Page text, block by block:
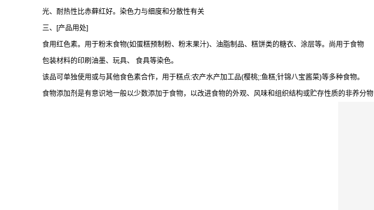
光、耐热性比赤藓红好。染色力与细度和分散性有关
三、[产品用处]
食用红色素。用于粉末食物(如蛋糕预制粉、粉末果汁)、油脂制品、糕饼类的糖衣、涂层等。尚用于食物
包装材料的印刷油墨、玩具、 食具等染色。
该品可单独使用或与其他食色素合作，用于糕点:农产水产加工品(樱桃;:鱼糕;针锦八宝酱菜)等多种食物。
食物添加剂是有意识地一般以少数添加于食物，以改进食物的外观、风味和组织结构或贮存性质的非养分物